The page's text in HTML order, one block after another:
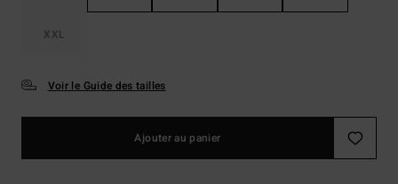
XXL
Voir le Guide des tailles
Ajouter au panier